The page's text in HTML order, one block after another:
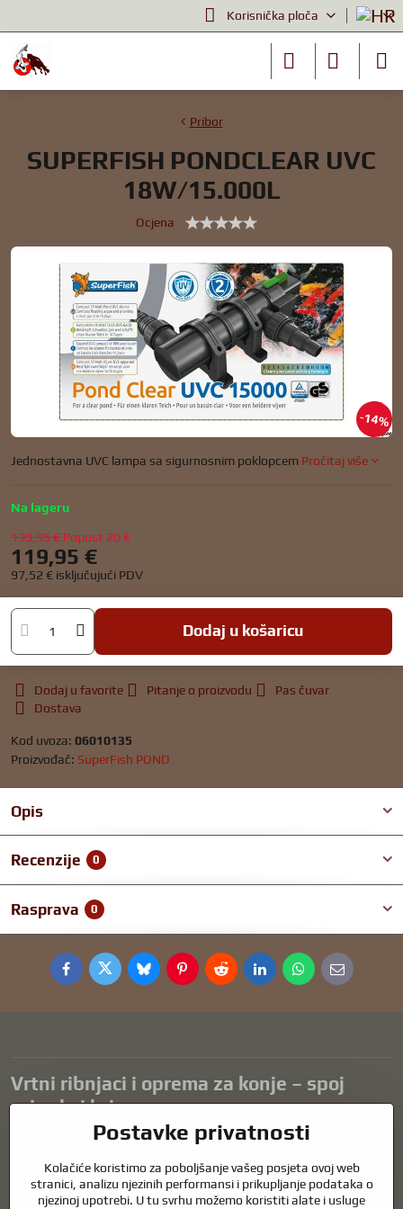
Korisnička ploča
14%
Pribor
SUPERFISH PONDCLEAR UVC
18W/15.000L
Ocjena
Jednostavna UVC lampa sa sigurnosnim poklopcem Pročitaj više
Na lageru
139,95 € Popust 20 €
119,95 €
97,52 € isključujući PDV
Dodaj u košaricu
Dodaj u favorite Pitanje o proizvodu
Pas čuvar
Dostava
Kod uvoza: 06010135
Proizvođač: SuperFish POND
Opis
Recenzije 0
Rasprava 0
FacebookTwitterBlueskyPinterestRedditLinkedInWhatsApp
E-
mail
Vrtni ribnjaci i oprema za konje – spoj
prirode i brige
Vrtni ribnjaci prekrasan su dodatak svakom eksterijeru i stvaraju
skladno okruženje za opuštanje i život vodenih životinja. Pravilna
tehnologija, filtracija i redovito održavanje ključni su za čistu vodu i
zdrav ribnjak tijekom cijele godine. Jednako važna je briga o
Postavke privatnosti
Kolačiće koristimo za poboljšanje vašeg posjeta ovoj web
stranici, analizu njezinih performansi i prikupljanje podataka o
njezinoj upotrebi. U tu svrhu možemo koristiti alate i usluge